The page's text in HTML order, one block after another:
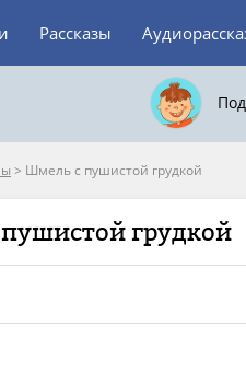
Рассказы
> Шмель с пушистой грудкой
грудкой